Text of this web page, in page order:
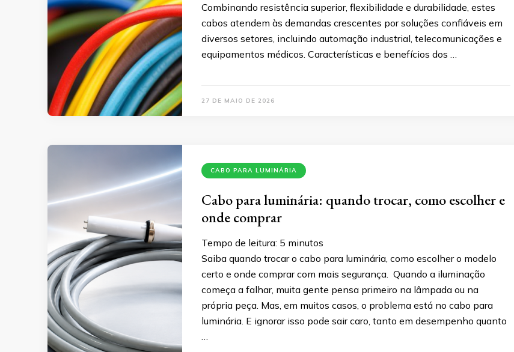
Combinando resistência superior, flexibilidade e durabilidade, estes
cabos atendem às demandas crescentes por soluções confiáveis em
diversos setores, incluindo automação industrial, telecomunicações e
equipamentos médicos. Características e benefícios dos …
27 DE MAIO DE 2026
CABO PARA LUMINÁRIA
Cabo para luminária: quando trocar, como escolher e
onde comprar
Tempo de leitura: 5 minutos
Saiba quando trocar o cabo para luminária, como escolher o modelo
certo e onde comprar com mais segurança. Quando a iluminação
começa a falhar, muita gente pensa primeiro na lâmpada ou na
própria peça. Mas, em muitos casos, o problema está no cabo para
luminária. E ignorar isso pode sair caro, tanto em desempenho quanto